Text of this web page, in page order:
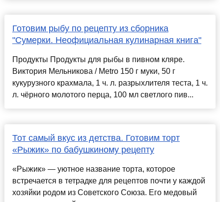
Готовим рыбу по рецепту из сборника
"Сумерки. Неофициальная кулинарная книга"
Продукты Продукты для рыбы в пивном кляре.
Виктория Мельникова / Metro 150 г муки, 50 г
кукурузного крахмала, 1 ч. л. разрыхлителя теста, 1 ч.
л. чёрного молотого перца, 100 мл светлого пив...
Тот самый вкус из детства. Готовим торт
«Рыжик» по бабушкиному рецепту
«Рыжик» — уютное название торта, которое
встречается в тетрадке для рецептов почти у каждой
хозяйки родом из Советского Союза. Его медовый